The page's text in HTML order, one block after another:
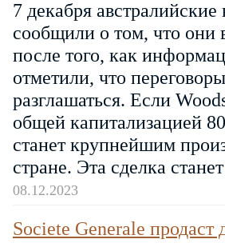
7 декабря
сообщили о том, что они
после того, как
отметили, что
разглашаться. Если
общей капитализацией
станет крупнейшим
стране. Эта сделка
08.12.2023
Societe Generale